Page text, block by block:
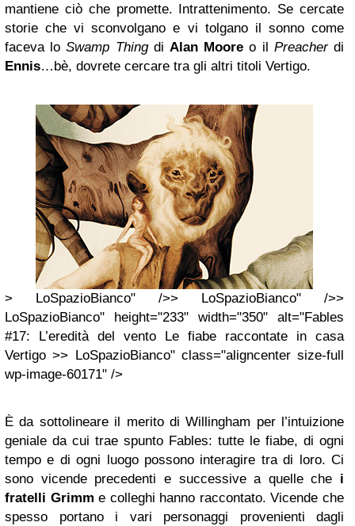
mantiene ciò che promette. Intrattenimento. Se cercate
storie che vi sconvolgano e vi tolgano il sonno come
faceva loSwamp ThingdiAlan Moore o il Preacherdi
Ennis…bè, dovrete cercare tra gli altri titoli Vertigo.
> LoSpazioBianco" />> LoSpazioBianco" />>
LoSpazioBianco" height="233" width="350" alt="Fables
#17: L’eredità del vento Le fiabe raccontate in casa
Vertigo >> LoSpazioBianco" class="aligncenter size-full
wp-image-60171" />
È da sottolineare il merito di Willingham per l’intuizione
geniale da cui trae spunto Fables: tutte le fiabe, di ogni
tempo e di ogni luogo possono interagire tra di loro. Ci
sono vicende precedenti e successive a quelle che i
fratelli Grimm e colleghi hanno raccontato. Vicende che
spesso portano i vari personaggi provenienti dagli